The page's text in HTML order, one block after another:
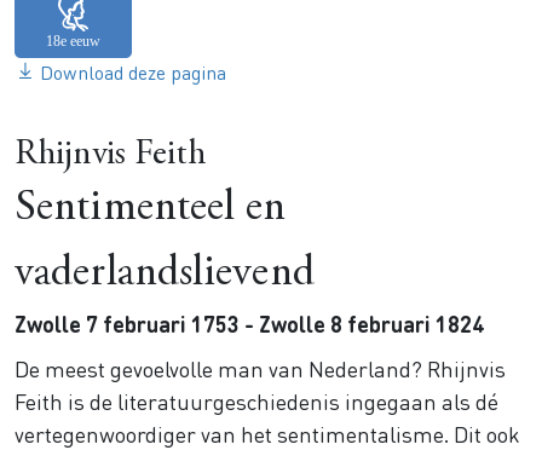
Download deze pagina
Rhijnvis Feith
Sentimenteel en
vaderlandslievend
Zwolle 7 februari 1753 - Zwolle 8 februari 1824
De meest gevoelvolle man van Nederland? Rhijnvis
Feith is de literatuurgeschiedenis ingegaan als dé
vertegenwoordiger van het sentimentalisme. Dit ook